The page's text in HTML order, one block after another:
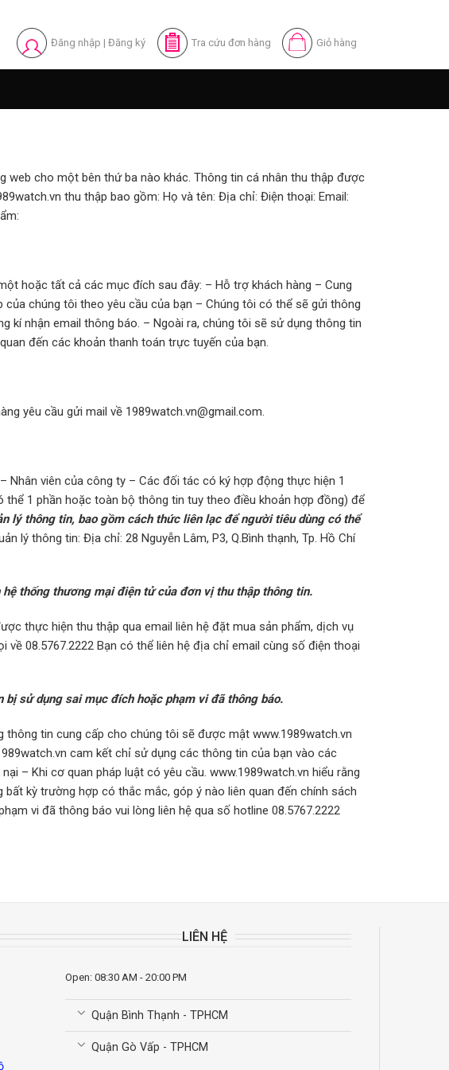
Đăng nhập | Đăng ký Tra cứu đơn hàng Giỏ hàng
web cho một bên thứ ba nào khác. Thông tin cá nhân thu thập được
thu thập bao gồm: Họ và tên: Địa chỉ: Điện thoại: Email:
hoặc tất cả các mục đích sau đây: – Hỗ trợ khách hàng – Cung
chúng tôi theo yêu cầu của bạn – Chúng tôi có thể sẽ gửi thông
kí nhận email thông báo. – Ngoài ra, chúng tôi sẽ sử dụng thông tin
đến các khoản thanh toán trực tuyến của bạn.
yêu cầu gửi mail về 1989watch.vn@gmail.com
viên của công ty – Các đối tác có ký hợp động thực hiện 1
1 phần hoặc toàn bộ thông tin tuy theo điều khoản hợp đồng) để
lý thông tin, bao gồm cách thức liên lạc để người tiêu dùng có thể
lý thông tin: Địa chỉ: 28 Nguyễn Lâm, P3, Q.Bình thạnh, Tp. Hồ Chí
thống thương mại điện tử của đơn vị thu thập thông tin.
thực hiện thu thập qua email liên hệ đặt mua sản phẩm, dịch vụ
08.5767.2222 Bạn có thể liên hệ địa chỉ email cùng số điện thoại
sử dụng sai mục đích hoặc phạm vi đã thông báo.
tin cung cấp cho chúng tôi sẽ được mật www.1989watch.vn
cam kết chỉ sử dụng các thông tin của bạn vào các
– Khi cơ quan pháp luật có yêu cầu. www.1989watch.vn hiểu rằng
kỳ trường hợp có thắc mắc, góp ý nào liên quan đến chính sách
vi đã thông báo vui lòng liên hệ qua số hotline 08.5767.2222
LIÊN HỆ
Open: 08:30 AM - 20:00 PM
Quận Bình Thạnh - TPHCM
Quận Gò Vấp - TPHCM